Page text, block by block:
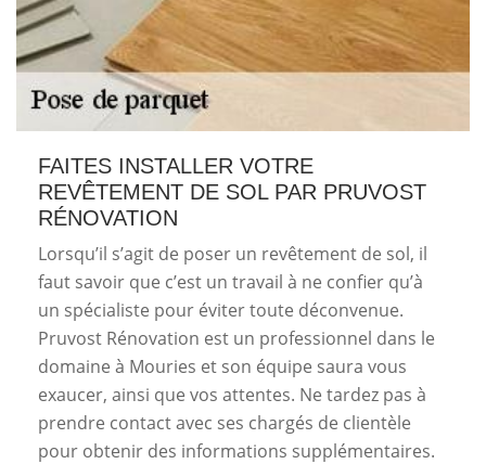
FAITES INSTALLER VOTRE
REVÊTEMENT DE SOL PAR PRUVOST
RÉNOVATION
Lorsqu’il s’agit de poser un revêtement de sol, il
faut savoir que c’est un travail à ne confier qu’à
un spécialiste pour éviter toute déconvenue.
Pruvost Rénovation est un professionnel dans le
domaine à Mouries et son équipe saura vous
exaucer, ainsi que vos attentes. Ne tardez pas à
prendre contact avec ses chargés de clientèle
pour obtenir des informations supplémentaires.